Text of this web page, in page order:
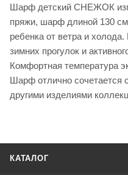
Шарф детский СНЕЖОК
пряжи, шарф длиной 130
ребенка от ветра и
зимних прогулок и
Комфортная температура
Шарф отлично сочетается
другими изделиями
КАТАЛОГ